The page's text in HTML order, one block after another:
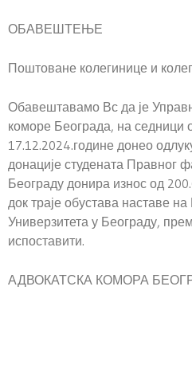
ОБАВЕШТЕЊЕ
Поштоване колегинице и
Обавештавамо Вс да је
коморе Београда, на седници
17.12.2024.године донео
донације студената Правног
Београду донира износ од
док траје обустава наставе
Универзитета у Београду,
испоставити.
АДВОКАТСКА КОМОРА